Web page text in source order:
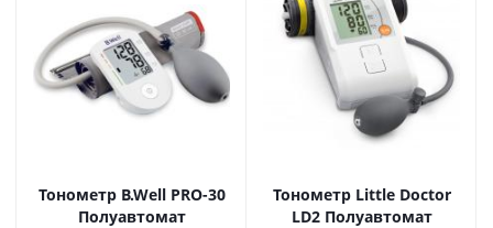
Тонометр B.Well PRO-30
Полуавтомат
Тонометр Little Doctor
LD2 Полуавтомат